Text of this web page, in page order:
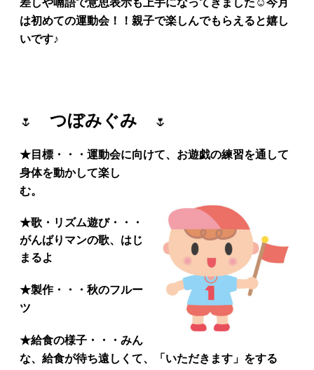
差しや喃語で意思表示も上手になってきました☺今月
は初めての運動会！！親子で楽しんでもらえると嬉し
いです♪
🌷 つぼみぐみ 🌷
★目標・・・運動会に向けて、お遊戯の練習を通して
身体を動かして楽し
む。
★歌・リズム遊び・・・
がんばりマンの歌、はじ
まるよ
★製作・・・秋のフルー
ツ
★給食の様子・・・みん
な、給食が待ち遠しくて、「いただきます」をする